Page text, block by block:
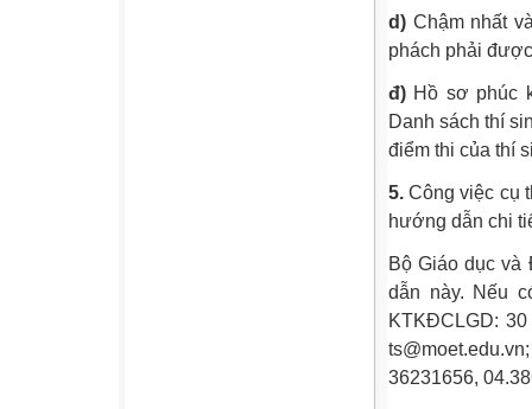
d) Chậm nhất
phách phải
đ) Hồ sơ phúc
Danh sách thí
điểm thi của thí
5. Công việc cụ
hướng dẫn chi
Bộ Giáo dục
dẫn này. Nếu
KTKĐCLGD:
36231656,